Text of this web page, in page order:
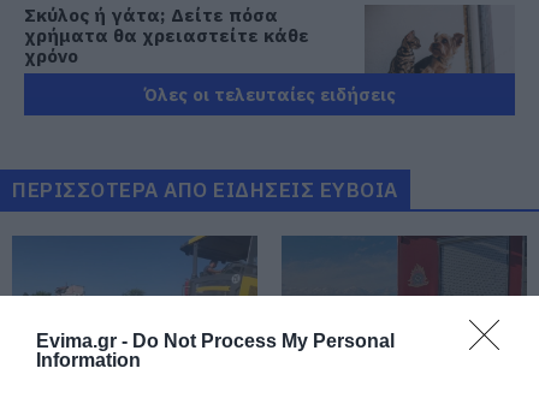
Evima.gr - Do Not Process My Personal
Information
Σκύλος ή γάτα; Δείτε πόσα
χρήματα θα χρειαστείτε κάθε
χρόνο
09.08.2026 | 13:20
09.08.2026 | 13:00
Πανσέληνος Αυγούστου 2026: Η
μερική έκλειψη και τα
ουρανό
09.08.2026 | 12:40
Όλες οι τελευταίες ειδήσεις
ΠΕΡΙΣΣΟΤΕΡΑ ΑΠΟ ΕΙΔΗΣΕΙΣ ΕΥΒΟΙΑ